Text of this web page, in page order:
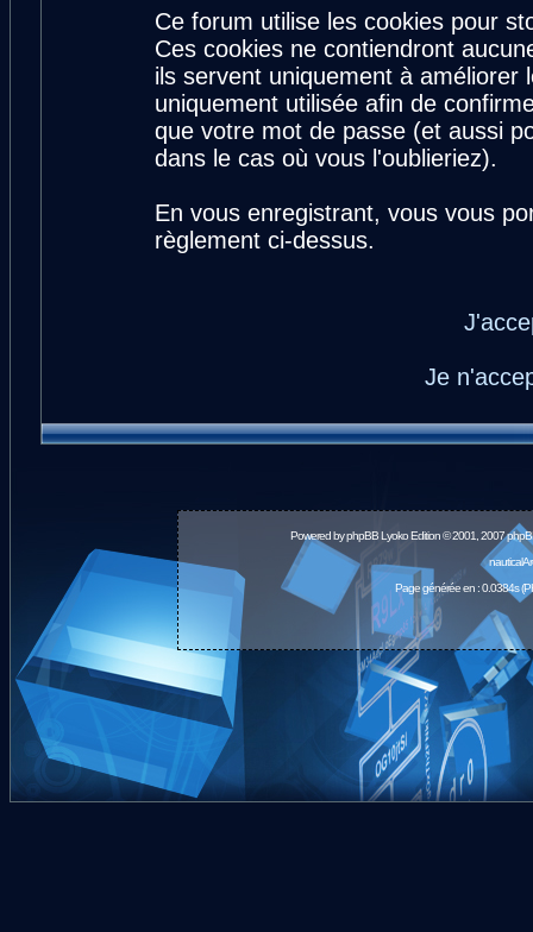
Ce forum utilise les cookies pour
Ces cookies ne contiendront
ils servent uniquement à
uniquement utilisée afin de
que votre mot de passe (et aussi
dans le cas où vous l'oublieriez).
En vous enregistrant, vous vous
règlement ci-dessus.
Je
Powered byphpBBLyoko Edition © 2001, 2007
Page générée en : 0.0384s